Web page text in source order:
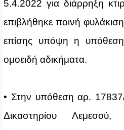
5.4.2022 για διάρρηξη
επιβλήθηκε ποινή
επίσης υπόψη η
ομοειδή αδικήματα.
• Στην υπόθεση αρ.
Δικαστηρίου Λεμεσού,